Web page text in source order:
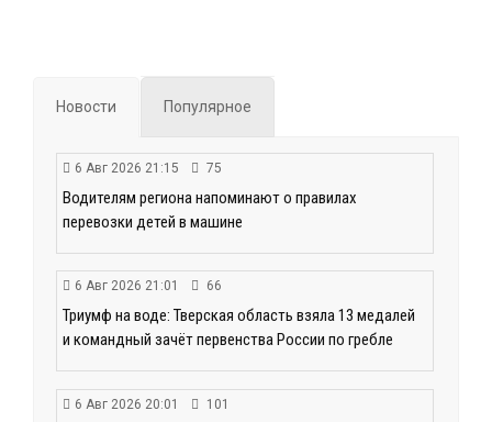
Новости Популярное
6 Авг 2026 21:15 75
Водителям региона напоминают о правилах
перевозки детей в машине
6 Авг 2026 21:01 66
Триумф на воде: Тверская область взяла 13 медалей
и командный зачёт первенства России по гребле
6 Авг 2026 20:01 101